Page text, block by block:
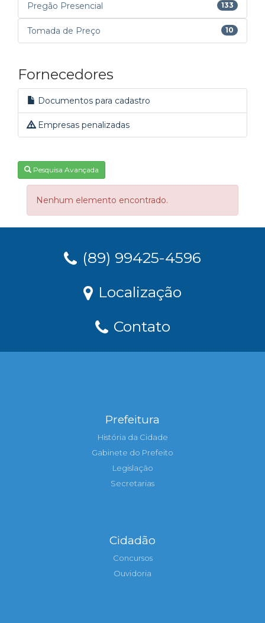
Pregão Presencial 133
Tomada de Preço 10
Fornecedores
Documentos para cadastro
Empresas penalizadas
Pesquisa Avançada
Nenhum elemento encontrado.
(89) 99425-4596
Localização
Contato
Prefeitura
História da Cidade
Gabinete do Prefeito
Legislação
Secretarias
Cidadão
Concursos
Ouvidoria